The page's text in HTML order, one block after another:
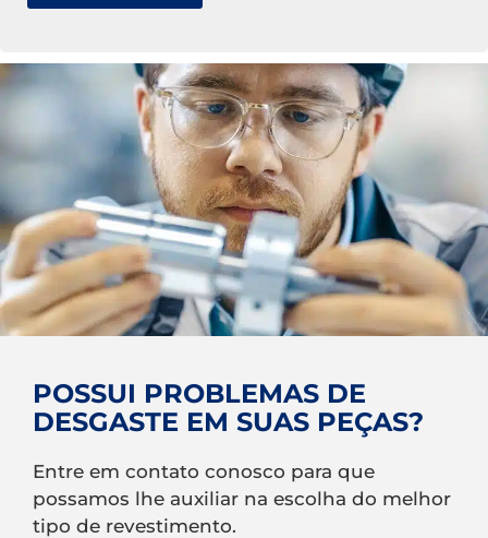
POSSUI PROBLEMAS DE
DESGASTE EM SUAS PEÇAS?
Entre em contato conosco para que
possamos lhe auxiliar na escolha do melhor
tipo de revestimento.